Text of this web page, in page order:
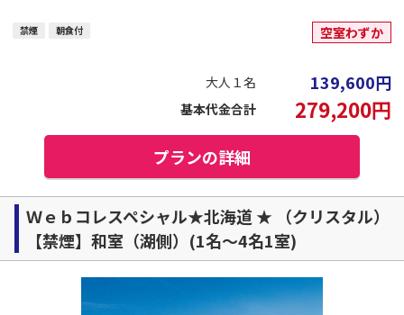
禁煙 朝食付 空室わずか
大人１名 139,600円
基本代金合計 279,200円
プランの詳細
Ｗｅｂコレスペシャル★北海道 ★ （クリスタル）
【禁煙】和室（湖側）(1名～4名1室)